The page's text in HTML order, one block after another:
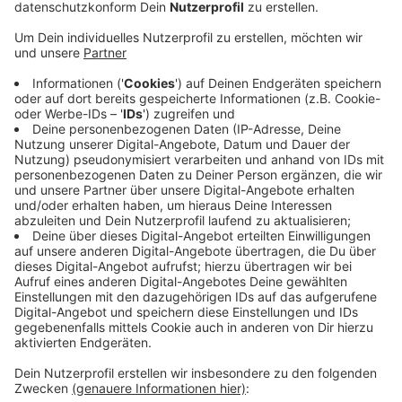
Veröffentlicht:Freitag, 29.07.2022 11:41
Anzeige
Insgesamt sind es damit über 29.200. Im Juli steigt die
Arbeitslosigkeit insbesondere bei jüngeren Menschen,
heißt es von der Agentur für Arbeit Bonn/Rhein-Sieg,
denn für viele enden die Schulzeit oder die
Ausbildungen. Dazu kämen nun die vor dem Krieg
geflohenen Menschen aus der Ukraine, die seit Anfang
Juni Leistungen von den Jobcentern beantragen
können. Die Agentur rechnet damit, dass die
Arbeitslosenquote im kommenden Monat wieder sinkt,
weil aktuell viele Ausbildungs- und Arbeitsverträge
geschlossen würden.
Anzeige